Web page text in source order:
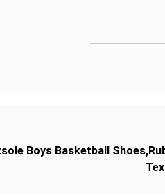
Boys Basketball